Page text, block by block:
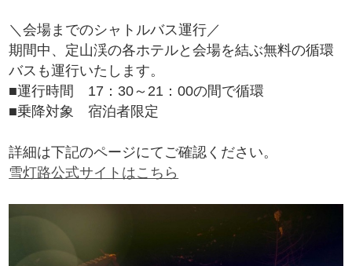
＼会場までのシャトルバス運行／
期間中、定山渓の各ホテルと会場を結ぶ無料の循環
バスも運行いたします。
■運行時間 17：30～21：00の間で循環
■乗降対象 宿泊者限定
詳細は下記のページにてご確認ください。
雪灯路公式サイトはこちら